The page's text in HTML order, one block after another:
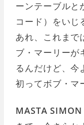
ーンテーブルと
コード）をいじ
あれ、これまで
ブ・マーリーが
るんだけど、今
初ってボブ・
MASTA SIMON